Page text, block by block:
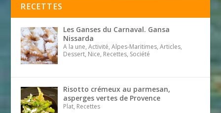
RECETTES
Les Ganses du Carnaval. Gansa
Nissarda
A la une, Activité, Alpes-Maritimes, Articles,
Dessert, Nice, Recettes, Société
Risotto crémeux au parmesan,
asperges vertes de Provence
Plat, Recettes